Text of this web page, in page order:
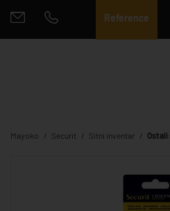
Reference
Mayoko Securit Sitni inventar